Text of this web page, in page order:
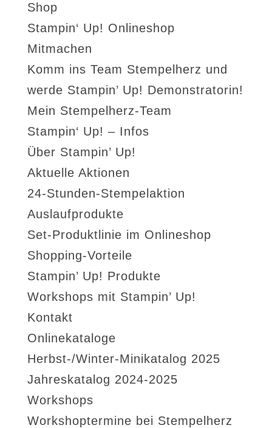
Shop
Stampin‘ Up! Onlineshop
Mitmachen
Komm ins Team Stempelherz und
werde Stampin’ Up! Demonstratorin!
Mein Stempelherz-Team
Stampin‘ Up! – Infos
Über Stampin’ Up!
Aktuelle Aktionen
24-Stunden-Stempelaktion
Auslaufprodukte
Set-Produktlinie im Onlineshop
Shopping-Vorteile
Stampin’ Up! Produkte
Workshops mit Stampin’ Up!
Kontakt
Onlinekataloge
Herbst-/Winter-Minikatalog 2025
Jahreskatalog 2024-2025
Workshops
Workshoptermine bei Stempelherz